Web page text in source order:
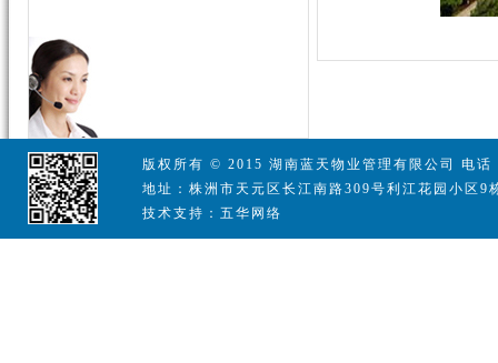
版权所有 © 2015 湖南蓝天物业管理有限公司 电
地址：株洲市天元区长江南路309号利江花园小区9
技术支持：五华网络